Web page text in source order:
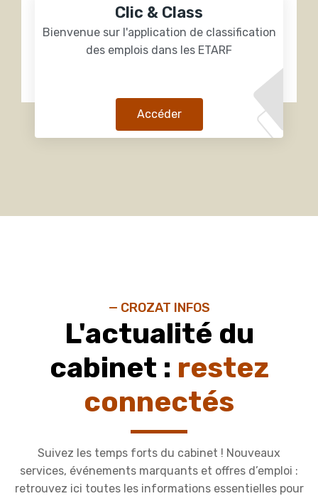
Clic & Class
Bienvenue sur l'application de classification
des emplois dans les ETARF
Accéder
— CROZAT INFOS
L'actualité du
cabinet : restez
connectés
Suivez les temps forts du cabinet ! Nouveaux
services, événements marquants et offres d’emploi :
retrouvez ici toutes les informations essentielles pour